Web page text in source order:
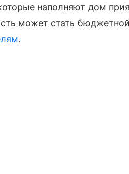
наполняют дом
может стать
.